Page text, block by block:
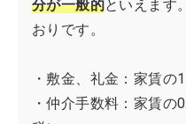
分が一般的といえます
おりです。
・敷金、礼金：家賃の
・仲介手数料：家賃